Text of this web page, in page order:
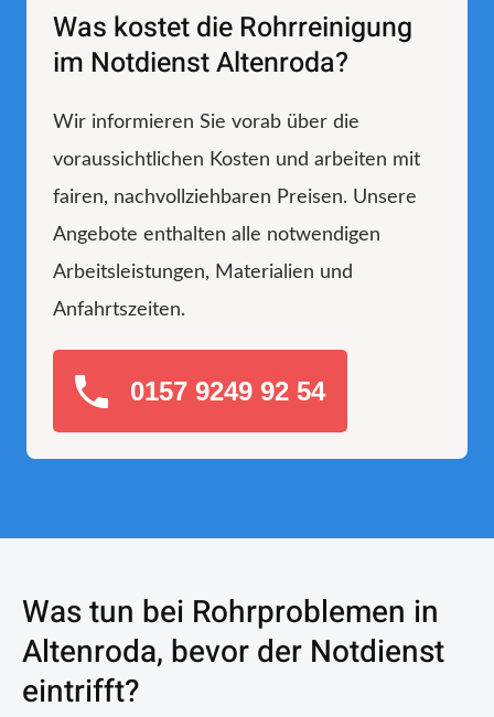
Was kostet die Rohrreinigung
im Notdienst Altenroda?
Wir informieren Sie vorab über die
voraussichtlichen Kosten und arbeiten mit
fairen, nachvollziehbaren Preisen. Unsere
Angebote enthalten alle notwendigen
Arbeitsleistungen, Materialien und
Anfahrtszeiten.
0157 9249 92 54
Was tun bei Rohrproblemen in
Altenroda, bevor der Notdienst
eintrifft?